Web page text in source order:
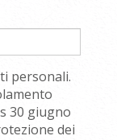
personali.
30 giugno
dei